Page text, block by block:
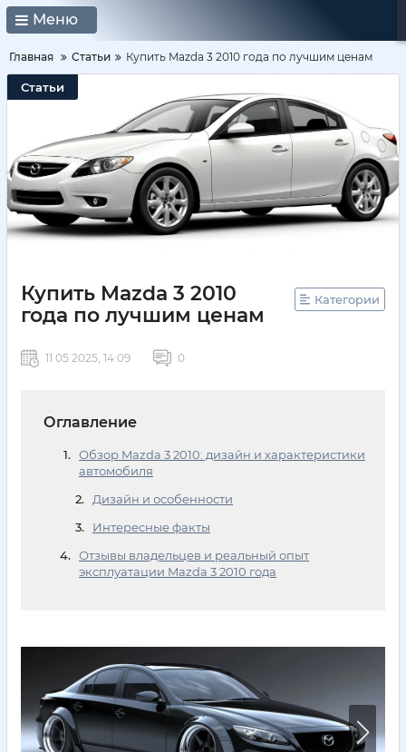
Меню
Главная Статьи Купить Mazda 3 2010 года по лучшим ценам
Статьи
Купить Mazda 3 2010
года по лучшим ценам
Категории
11 05 2025, 14:09 0
Оглавление
Обзор Mazda 3 2010: дизайн и характеристики
автомобиля
Дизайн и особенности
Интересные факты
Отзывы владельцев и реальный опыт
эксплуатации Mazda 3 2010 года